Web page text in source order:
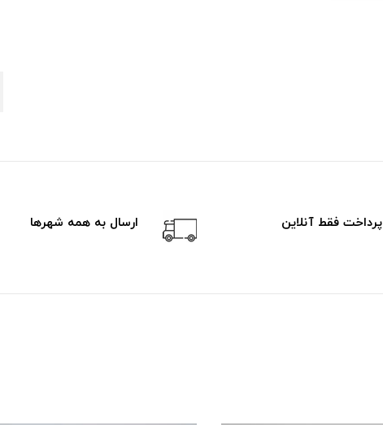
پرداخت فقط آنلاین ارسال به همه شهرها